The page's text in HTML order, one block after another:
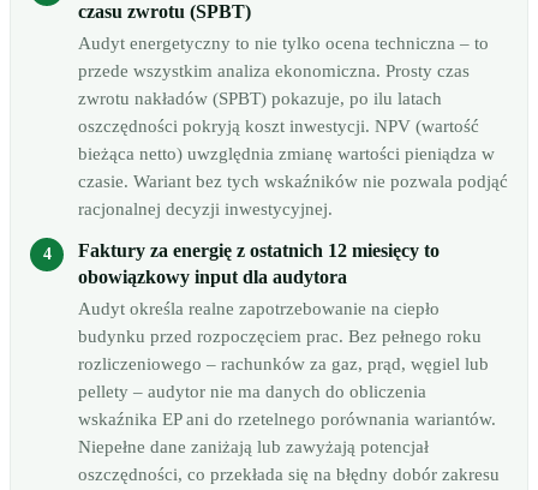
czasu zwrotu (SPBT)
Audyt energetyczny to nie tylko ocena techniczna – to
przede wszystkim analiza ekonomiczna. Prosty czas
zwrotu nakładów (SPBT) pokazuje, po ilu latach
oszczędności pokryją koszt inwestycji. NPV (wartość
bieżąca netto) uwzględnia zmianę wartości pieniądza w
czasie. Wariant bez tych wskaźników nie pozwala podjąć
racjonalnej decyzji inwestycyjnej.
Faktury za energię z ostatnich 12 miesięcy to
obowiązkowy input dla audytora
Audyt określa realne zapotrzebowanie na ciepło
budynku przed rozpoczęciem prac. Bez pełnego roku
rozliczeniowego – rachunków za gaz, prąd, węgiel lub
pellety – audytor nie ma danych do obliczenia
wskaźnika EP ani do rzetelnego porównania wariantów.
Niepełne dane zaniżają lub zawyżają potencjał
oszczędności, co przekłada się na błędny dobór zakresu